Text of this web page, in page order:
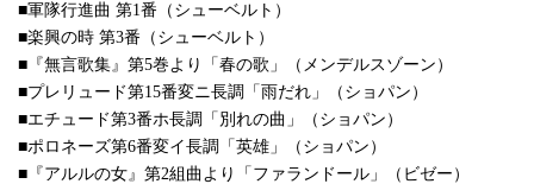
■軍隊行進曲 第1番（シューベルト）
■楽興の時 第3番（シューベルト）
■『無言歌集』第5巻より「春の歌」（メンデルスゾーン）
■プレリュード第15番変ニ長調「雨だれ」（ショパン）
■エチュード第3番ホ長調「別れの曲」（ショパン）
■ポロネーズ第6番変イ長調「英雄」（ショパン）
■『アルルの女』第2組曲より「ファランドール」（ビゼー）